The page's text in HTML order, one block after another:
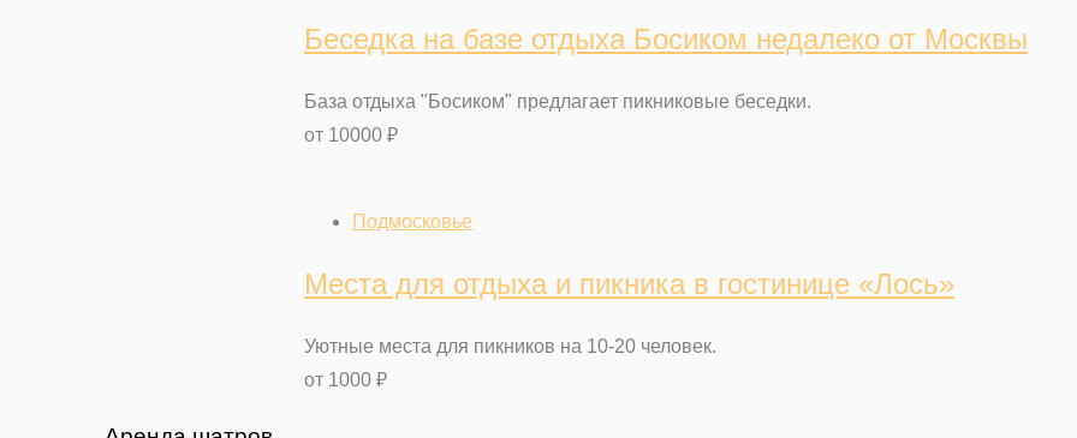
Беседка на базе отдыха Босиком недалеко от Москвы
База отдыха "Босиком" предлагает пикниковые беседки.
от 10000 ₽
Подмосковье
Места для отдыха и пикника в гостинице «Лось»
Уютные места для пикников на 10-20 человек.
от 1000 ₽